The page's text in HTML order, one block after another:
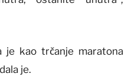
je kao trčanje maratona
je.